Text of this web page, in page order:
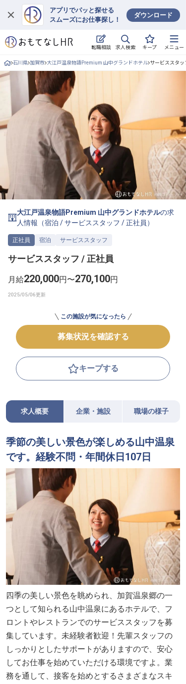
アプリでパッと探せる
スムーズにお仕事探し！
ダウンロード
転職相談 求人検索 キープ メニュー
ログイン
求人・施設を探す
キープした求人
就職・転職 合同説明会
おもてなしHRについて
ご利用の流れ
よくある質問
ホテル・宿泊業界情報コラム
無料 転職サポートに申し込む
採用をお考えの企業様へ
石川県 加賀市 大江戸温泉物語Premium 山中グランドホテル サービススタ
大江戸温泉物語Premium 山中グランドホテルの求
人情報（宿泊 /サービススタッフ /正社員 ）
正社員 宿泊 サービススタッフ
サービススタッフ / 正社員
月給220,000円〜270,100円
この施設が気になったら
募集状況を確認する
キープする
求人概要 企業・施設 職場の様子
季節の美しい景色が楽しめる山中温泉
です。経験不問・年間休日107日
四季の美しい景色を眺められ、加賀温泉郷の一
つとして知られる山中温泉にあるホテルで、フ
ロントやレストランでのサービススタッフを募
集しています。未経験者歓迎！先輩スタッフの
しっかりとしたサポートがありますので、安心
してお仕事を始めていただける環境ですよ。業
務を通して、接客を始めとするさまざまなスキ